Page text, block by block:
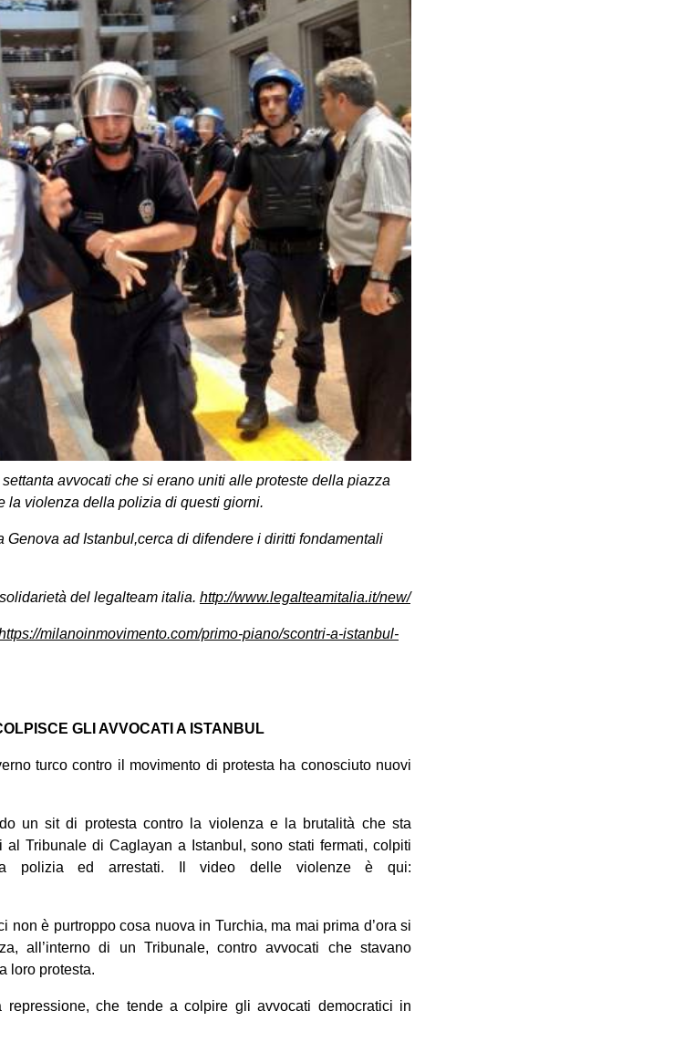
avvocati che si erano uniti alle proteste della piazza
la violenza della polizia di questi giorni.
ad Istanbul,cerca di difendere i diritti fondamentali
del legalteam italia. http://www.legalteamitalia.it/new/
milanoinmovimento.com/primo-piano/scontri-a-istanbul-
GLI AVVOCATI A ISTANBUL
turco contro il movimento di protesta ha conosciuto nuovi
un sit di protesta contro la violenza e la brutalità che sta
Tribunale di Caglayan a Istanbul, sono stati fermati, colpiti
polizia ed arrestati. Il video delle violenze è qui:
non è purtroppo cosa nuova in Turchia, ma mai prima d’ora si
all’interno di un Tribunale, contro avvocati che stavano
loro protesta.
che tende a colpire gli avvocati democratici in